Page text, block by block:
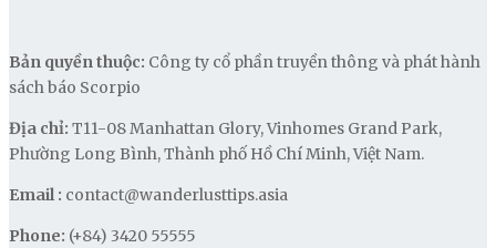
Bản quyền thuộc: Công ty cổ phần truyền thông và phát hành
sách báo Scorpio
Địa chỉ: T11-08 Manhattan Glory, Vinhomes Grand Park,
Phường Long Bình, Thành phố Hồ Chí Minh, Việt Nam.
Email : contact@wanderlusttips.asia
Phone: (+84) 3420 55555